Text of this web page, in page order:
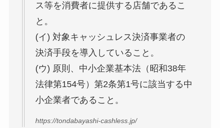
ス等を消費者に提供する店舗であるこ
と。
(イ) 対象キャッシュレス決済事業者の
決済手段を導入していること。
(ウ) 原則、中小企業基本法（昭和38年
法律第154号）第2条第1号に該当する中
小企業者であること。
https://tondabayashi-cashless.jp/